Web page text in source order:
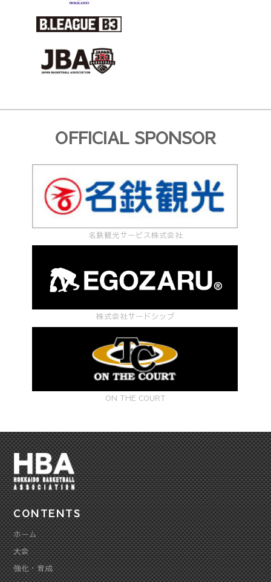
OFFICIAL SPONSOR
名鉄観光サービス株式会社
株式会社サードシップ
ON THE COURT
CONTENTS
ホーム
大会
強化・育成